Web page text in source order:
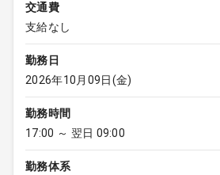
交通費
支給なし
勤務日
2026年10月09日(金)
勤務時間
17:00 ～ 翌日 09:00
勤務体系